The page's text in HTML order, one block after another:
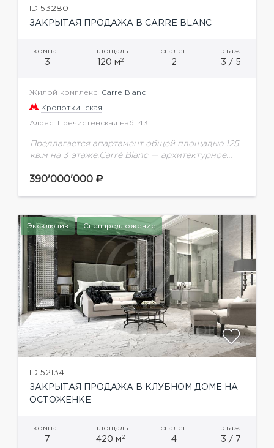
ID 53280
ЗАКРЫТАЯ ПРОДАЖА В CARRE BLANC
комнат
3
площадь
120 м2
спален
2
этаж
3 / 5
Жилой комплекс: Carre Blanc
Кропоткинская
Адрес: Пречистенская наб. 43
Предлагается апартамент общей площадью 125
кв.м на 3 этаже.Carré Blanc — архитектурное
инновации, идеальную своей простотой форму
390'000'000
Эксклюзив Спецпредложение
ID 52134
ЗАКРЫТАЯ ПРОДАЖА В КЛУБНОМ ДОМЕ НА
ОСТОЖЕНКЕ
комнат
7
площадь
420 м2
спален
4
этаж
3 / 7